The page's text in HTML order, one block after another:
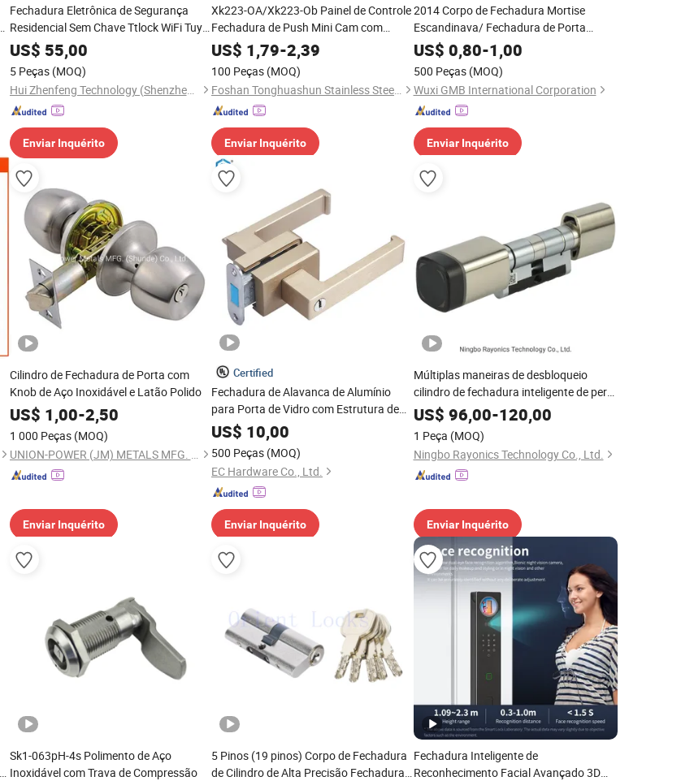
Fechadura Eletrônica de Segurança
Residencial Sem Chave Ttlock WiFi Tuya
Impressão Digital Teclado Inteligente
Fechadura Digital com Código PIN
Instalação Fácil Bluetooth Segurança
para Porta
US$ 55,00
5 Peças (MOQ)
Hui Zhenfeng Technology (Shenzhen) Co., Ltd.
Enviar Inquérito
Xk223-OA/Xk223-Ob Painel de Controle
Fechadura de Push Mini Cam com
Chave Tubular para Portas de Armários
US$ 1,79-2,39
100 Peças (MOQ)
Foshan Tonghuashun Stainless Steel Products Co., Ltd.
Enviar Inquérito
2014 Corpo de Fechadura Mortise
Escandinava/ Fechadura de Porta
Interior Nórdica
US$ 0,80-1,00
500 Peças (MOQ)
Wuxi GMB International Corporation
Enviar Inquérito
Cilindro de Fechadura de Porta com
Knob de Aço Inoxidável e Latão Polido
US$ 1,00-2,50
1 000 Peças (MOQ)
UNION-POWER (JM) METALS MFG. CO., LTD.
Enviar Inquérito
Certified
Fechadura de Alavanca de Alumínio
para Porta de Vidro com Estrutura de
Alumínio
US$ 10,00
500 Peças (MOQ)
EC Hardware Co., Ltd.
Enviar Inquérito
Múltiplas maneiras de desbloqueio
cilindro de fechadura inteligente de perfil
europeu com cilindro ajustável para
hotel e escritório
US$ 96,00-120,00
1 Peça (MOQ)
Ningbo Rayonics Technology Co., Ltd.
Enviar Inquérito
Sk1-063pH-4s Polimento de Aço
Inoxidável com Trava de Compressão
5 Pinos (19 pinos) Corpo de Fechadura
de Cilindro de Alta Precisão Fechadura
Fechadura Inteligente de
Reconhecimento Facial Avançado 3D